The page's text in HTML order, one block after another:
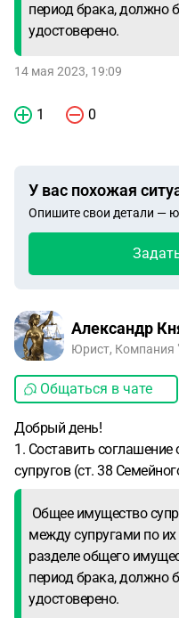
период брака, должно
удостоверено.
14 мая 2023, 19:09
1 0
У вас похожая
Опишите свои детали —
Александр
Юрист, Компания
Общаться в чате
Добрый день!
1. Составить
супругов (ст. 38
Общее имущество
между супругами по
разделе общего
период брака, должно
удостоверено.